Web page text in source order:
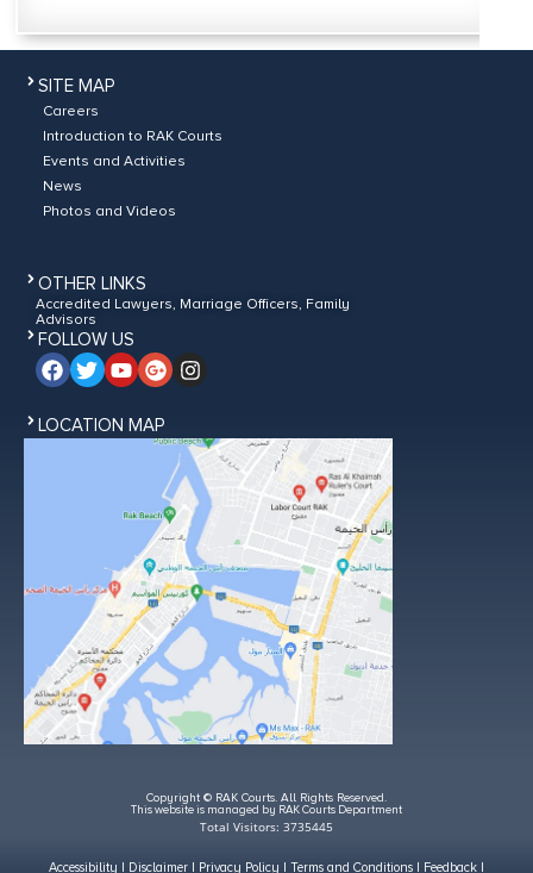
SITE MAP
Careers
Introduction to RAK Courts
Events and Activities
News
Photos and Videos
OTHER LINKS
Accredited Lawyers, Marriage Officers, Family
Advisors
FOLLOW US
LOCATION MAP
Copyright © RAK Courts. All Rights Reserved.
This website is managed by RAK Courts Department
Total Visitors: 3735445
Accessibility | Disclaimer | Privacy Policy | Terms and Conditions | Feedback |